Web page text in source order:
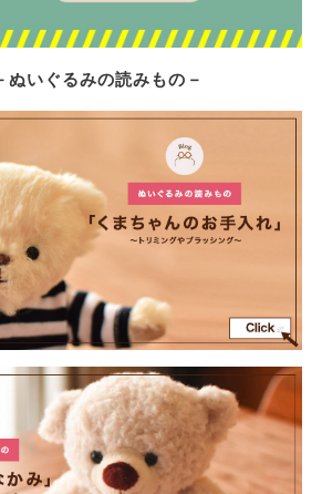
ぬいぐるみの読みもの－